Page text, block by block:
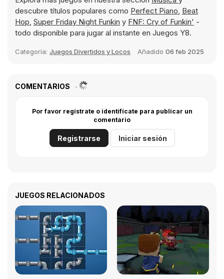
descubre títulos populares como Perfect Piano, Beat
Hop, Super Friday Night Funkin y FNF: Cry of Funkin' -
todo disponible para jugar al instante en Juegos Y8.
Categoría: Juegos Divertidos y Locos Añadido 06 feb 2025
COMENTARIOS
Por favor regístrate o identifícate para publicar un
comentario
Registrarse Iniciar sesión
JUEGOS RELACIONADOS